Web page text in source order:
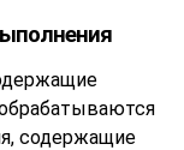
содержащие